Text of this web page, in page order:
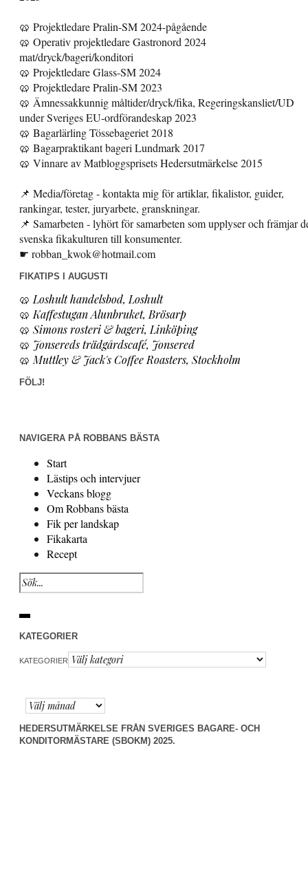
🥨 Projektledare Pralin-SM 2024-pågående
🥨 Operativ projektledare Gastronord 2024
mat/dryck/bageri/konditori
🥨 Projektledare Glass-SM 2024
🥨 Projektledare Pralin-SM 2023
🥨 Ämnessakkunnig måltider/dryck/fika, Regeringskansliet/UD
under Sveriges EU-ordförandeskap 2023
🥨 Bagarlärling Tössebageriet 2018
🥨 Bagarpraktikant bageri Lundmark 2017
🥨 Vinnare av Matbloggsprisets Hedersutmärkelse 2015
📌 Media/företag - kontakta mig för artiklar, fikalistor, guider,
rankingar, tester, juryarbete, granskningar.
📌 Samarbeten - lyhört för samarbeten som upplyser och främjar
svenska fikakulturen till konsumenter.
☛ robban_kwok@hotmail.com
FIKATIPS I AUGUSTI
🥨 Loshult handelsbod, Loshult
🥨 Kaffestugan Alunbruket, Brösarp
🥨 Simons rosteri & bageri, Linköping
🥨 Jonsereds trädgårdscafé, Jonsered
🥨 Muttley & Jack's Coffee Roasters, Stockholm
FÖLJ!
NAVIGERA PÅ ROBBANS BÄSTA
Start
Lästips och intervjuer
Veckans blogg
Om Robbans bästa
Fik per landskap
Fikakarta
Recept
KATEGORIER
KATEGORIER
HEDERSUTMÄRKELSE FRÅN SVERIGES BAGARE- OCH
KONDITORMÄSTARE (SBOKM) 2025.